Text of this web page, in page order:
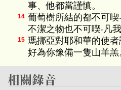
事、他都當謹慎。
14 葡萄樹所結的都不可喫
不潔之物也不可喫‧凡
15 瑪挪亞對耶和華的使者
好為你豫備一隻山羊羔